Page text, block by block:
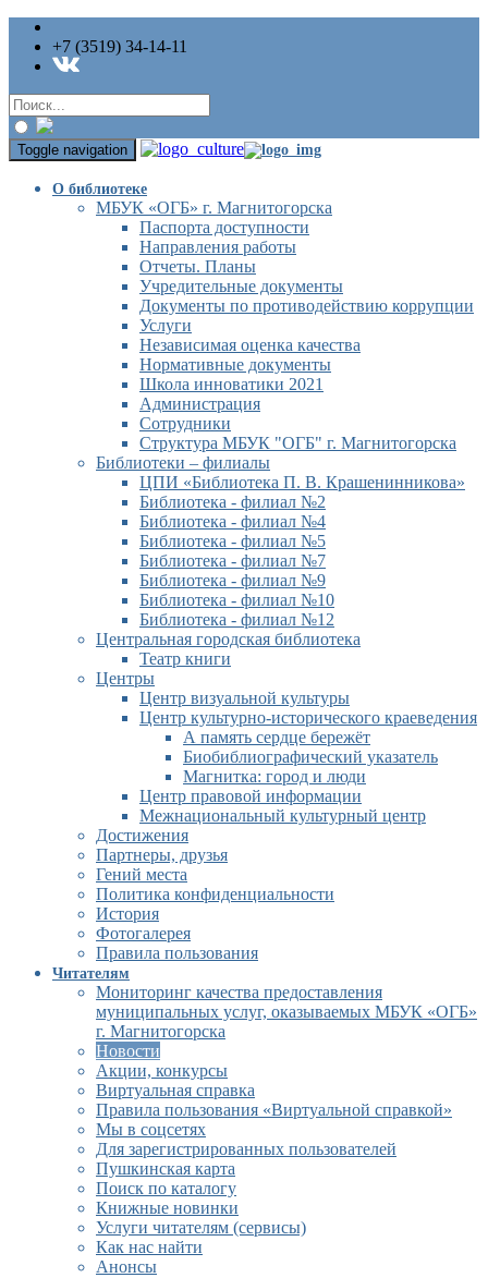
+7 (3519) 34-14-11
Toggle navigation
О библиотеке
МБУК «ОГБ» г. Магнитогорска
Паспорта доступности
Направления работы
Отчеты. Планы
Учредительные документы
Документы по противодействию коррупции
Услуги
Независимая оценка качества
Нормативные документы
Школа инноватики 2021
Администрация
Сотрудники
Структура МБУК "ОГБ" г. Магнитогорска
Библиотеки – филиалы
ЦПИ «Библиотека П. В. Крашенинникова»
Библиотека - филиал №2
Библиотека - филиал №4
Библиотека - филиал №5
Библиотека - филиал №7
Библиотека - филиал №9
Библиотека - филиал №10
Библиотека - филиал №12
Центральная городская библиотека
Театр книги
Центры
Центр визуальной культуры
Центр культурно-исторического краеведения
А память сердце бережёт
Биобиблиографический указатель
Магнитка: город и люди
Центр правовой информации
Межнациональный культурный центр
Достижения
Партнеры, друзья
Гений места
Политика конфиденциальности
История
Фотогалерея
Правила пользования
Читателям
Мониторинг качества предоставления
муниципальных услуг, оказываемых МБУК «ОГБ»
г. Магнитогорска
Новости
Акции, конкурсы
Виртуальная справка
Правила пользования «Виртуальной справкой»
Мы в соцсетях
Для зарегистрированных пользователей
Пушкинская карта
Поиск по каталогу
Книжные новинки
Услуги читателям (сервисы)
Как нас найти
Анонсы